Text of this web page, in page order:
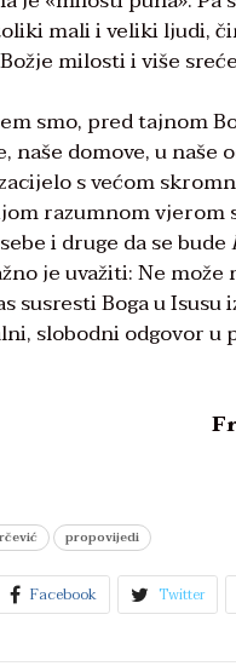
mali i veliki ljudi,
milosti i više
smo, pred tajnom
naše domove, u naše
s većom
razumnom vjerom
i druge da se bude
je uvažiti: Ne
susresti Boga u Isusu
slobodni odgovor u
propovijedi
Facebook Twitter